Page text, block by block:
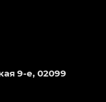
9-е, 02099